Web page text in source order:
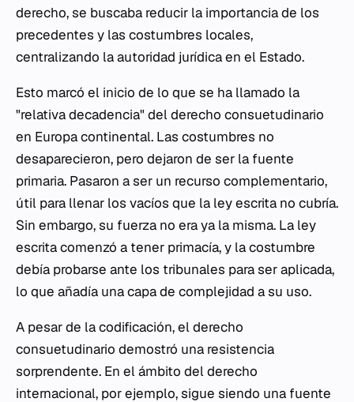
derecho, se buscaba reducir la importancia de los
precedentes y las costumbres locales,
centralizando la autoridad jurídica en el Estado.
Esto marcó el inicio de lo que se ha llamado la
"relativa decadencia" del derecho consuetudinario
en Europa continental. Las costumbres no
desaparecieron, pero dejaron de ser la fuente
primaria. Pasaron a ser un recurso complementario,
útil para llenar los vacíos que la ley escrita no cubría.
Sin embargo, su fuerza no era ya la misma. La ley
escrita comenzó a tener primacía, y la costumbre
debía probarse ante los tribunales para ser aplicada,
lo que añadía una capa de complejidad a su uso.
A pesar de la codificación, el derecho
consuetudinario demostró una resistencia
sorprendente. En el ámbito del derecho
internacional, por ejemplo, sigue siendo una fuente